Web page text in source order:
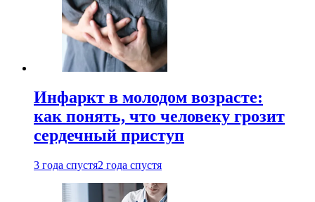
Инфаркт в молодом возрасте:
как понять, что человеку грозит
сердечный приступ
3 года спустя2 года спустя